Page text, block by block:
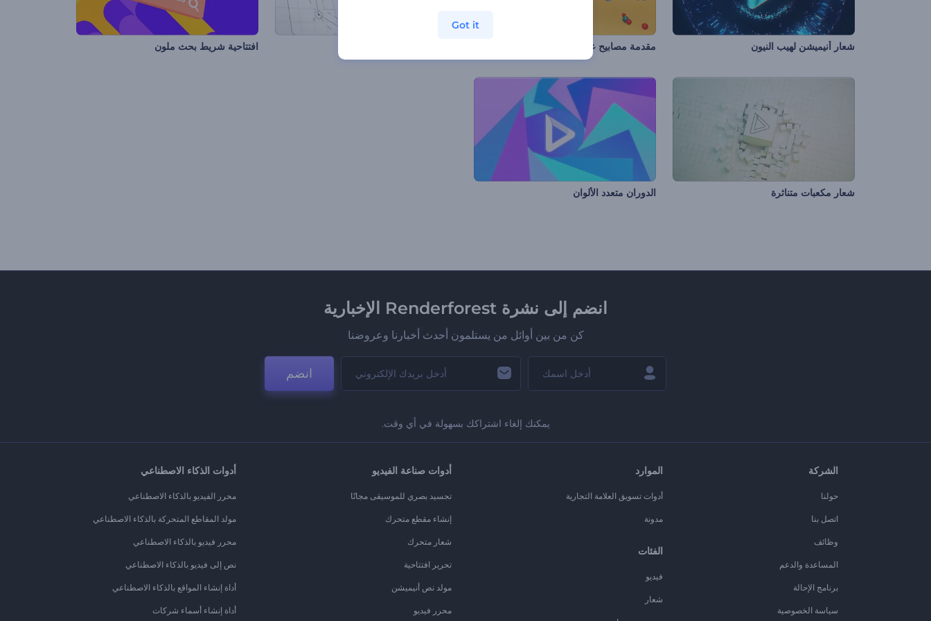
شعار أنيميشن لهيب النيون مقدمة مصابيح عيد الميلاد النابضة بالحياة افتتاحية شريط بحث ملون
شعار مكعبات متناثرة الدوران متعدد الألوان
انضم إلى نشرة Renderforest الإخبارية
كن من بين أوائل من يستلمون أحدث أخبارنا وعروضنا
انضم
يمكنك إلغاء اشتراكك بسهولة في أي وقت.
الشركة
حولنا
اتصل بنا
وظائف
المساعدة والدعم
برنامج الإحالة
سياسة الخصوصية
الموارد
أدوات تسويق العلامة التجارية
مدونة
الفئات
فيديو
شعار
أدوات صناعة الفيديو
تجسيد بصري للموسيقى مجانًا
إنشاء مقطع متحرك
شعار متحرك
تحرير افتتاحية
مولد نص أنيميشن
محرر فيديو
أدوات الذكاء الاصطناعي
محرر الفيديو بالذكاء الاصطناعي
مولد المقاطع المتحركة بالذكاء الاصطناعي
محرر فيديو بالذكاء الاصطناعي
نص إلى فيديو بالذكاء الاصطناعي
أداة إنشاء المواقع بالذكاء الاصطناعي
أداة إنشاء أسماء شركات
Got it